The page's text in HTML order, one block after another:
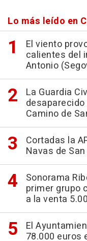
Lo más leído en
El viento
calientes del
Antonio
La Guardia
Camino de
Cortadas la
Navas de
Sonorama
primer grupo
a la venta
El
78.000 euros